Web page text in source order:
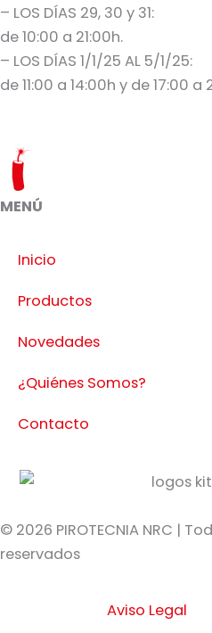
– LOS DÍAS 29, 30 y 31:
de 10:00 a 21:00h.
– LOS DÍAS 1/1/25 AL 5/1/25:
de 11:00 a 14:00h y de 17:00 a
MENÚ
Inicio
Productos
Novedades
¿Quiénes Somos?
Contacto
© 2026 PIROTECNIA NRC |
reservados
Aviso Legal